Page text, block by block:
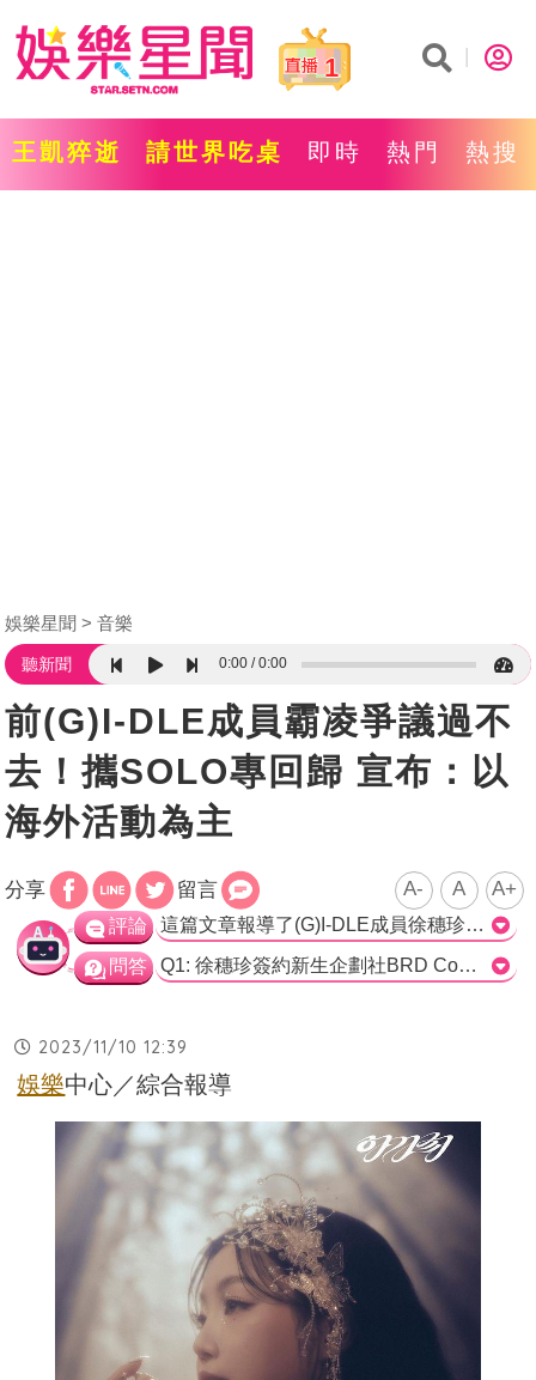
1
王凱猝逝 請世界吃桌 即時 熱門 熱搜
娛樂星聞 音樂
聽新聞 0:00 0:00
前(G)I-DLE成員霸凌爭議過不
去！攜SOLO專回歸 宣布：以
海外活動為主
分享 留言 A- A A+
評論 這篇文章報導了(G)I-DLE成員徐穗珍最近在海外活動的消息。徐穗珍在11月8日回歸後獲得了很多好評，但媒體爆料她不會在韓國活動，而是專注於海外宣傳。經紀公司回應表示，目前沒有特別預定的音樂節目活動，主要透過SNS和YouTube與粉絲們進行交流。 這樣的消息確實讓許多粉絲感到失望，可能與徐穗珍之前的霸凌事件有關。在過去的兩年中，她因為觸犯規章而暫時消失在公眾的視野中。現在她再次回歸韓娛圈，難免會引起一些拒絕聲音。 然而，我個人認為這是一個好的決定。首先，海外市場對於韓國藝人來說具有巨大的潛力和影響力。通過專注於海外宣傳，徐穗珍可以進一步拓寬她的知名度和影響力，同時也可以吸引更多國際粉絲的關注。 其次，以SNS和YouTube為主要交流平台也是一個明智的選擇。隨著社交媒體的普及和發展，這些平台已成為藝人和粉絲之間溝通的重要渠道。通過這些平台，徐穗珍可以更直接地與粉絲互動，分享她的音樂和生活，建立更親近的關係。 最後，我希望徐穗珍能夠通過這次的海外宣傳活動重新獲得公眾的支持和肯定。她可以利用過去兩年的經歷成長和反思，展現更成熟和堅強的一面，並向粉絲們展示她的真誠和努力。 總之，徐穗珍選擇專注於海外宣傳活動是一個明智的決策，這將為她的個人發展和國際知名度帶來更多機會。雖然有些粉絲可能感到失望，但我相信通過SNS和YouTube的交流，她將能夠與粉絲建立更緊密的聯繫，並重新贏得他們的支持和喜愛。>
問答 Q1: 徐穗珍簽約新生企劃社BRD Communications後，有什麼好消息傳出？ A) 宣布將帶著SOLO專輯《小姐》在11月8日回歸 B) 爆出穗珍將不會在韓國活動，主要會在海外做宣傳 C) MV在上線一天就破300萬觀看 正確答案：A) 宣布將帶著SOLO專輯《小姐》在11月8日回歸 Q2: 徐穗珍的經紀公司對於她海外活動的回應是什麼？ A) 表示沒有特別預定的音樂節目活動，計畫將以SNS和YouTube為主 B) 表示徐穗珍將在海外進行演出和巡迴活動 C) 表示徐穗珍將完全退出娛樂圈 正確答案：A) 表示沒有特別預定的音樂節目活動，計畫將以SNS和YouTube為主 Q3: 為什麼有網友指出徐穗珍不會在韓國活動與2021年的霸凌事件有關？ A) 因為徐穗珍在上線一天就破300萬觀看的MV中表達了對霸凌的批評 B) 因為徐穗珍在霸凌事件中受到了傷害而離開韓國娛樂圈一段時間 C) 因為徐穗珍的經紀公司曾被爆出對霸凌事件的處理不當 正確答案：B) 因為徐穗珍在霸凌事件中受到了傷害而離開韓國娛樂圈一段時間
2023/11/10 12:39
娛樂中心／綜合報導